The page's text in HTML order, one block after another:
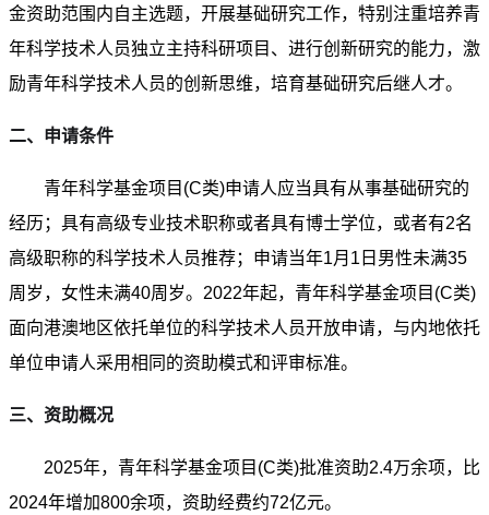
金资助范围内自主选题，开展基础研究工作，特别注重培养青
年科学技术人员独立主持科研项目、进行创新研究的能力，激
励青年科学技术人员的创新思维，培育基础研究后继人才。
二、申请条件
青年科学基金项目(C类)申请人应当具有从事基础研究的
经历；具有高级专业技术职称或者具有博士学位，或者有2名
高级职称的科学技术人员推荐；申请当年1月1日男性未满35
周岁，女性未满40周岁。2022年起，青年科学基金项目(C类)
面向港澳地区依托单位的科学技术人员开放申请，与内地依托
单位申请人采用相同的资助模式和评审标准。
三、资助概况
2025年，青年科学基金项目(C类)批准资助2.4万余项，比
2024年增加800余项，资助经费约72亿元。